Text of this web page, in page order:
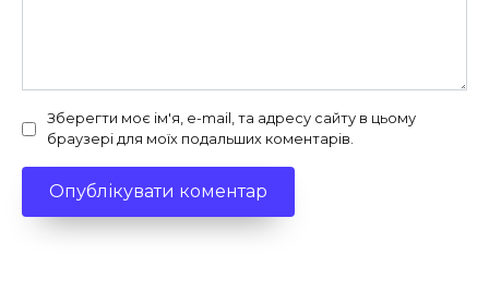
Зберегти моє ім'я, e-mail, та адресу сайту в цьому
браузері для моїх подальших коментарів.